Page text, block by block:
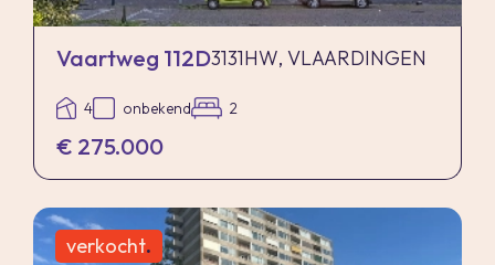
Vaartweg 112D3131HW, VLAARDINGEN
4 onbekend 2
€ 275.000
verkocht.